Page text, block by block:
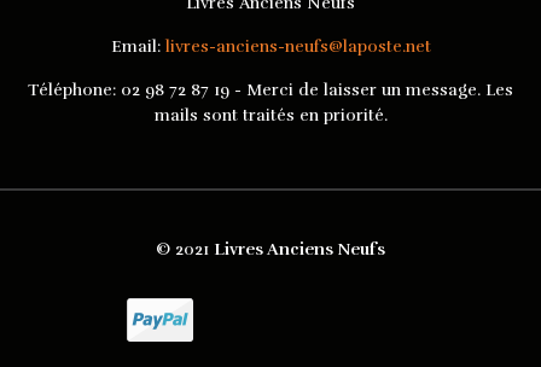
Email: livres-anciens-neufs@laposte.net
Téléphone: 02 98 72 87 19 - Merci de laisser un message. Les
mails sont traités en priorité.
© 2021 Livres Anciens Neufs